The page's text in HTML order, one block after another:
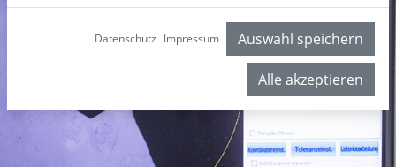
Datenschutz Impressum Auswahl speichern
Alle akzeptieren